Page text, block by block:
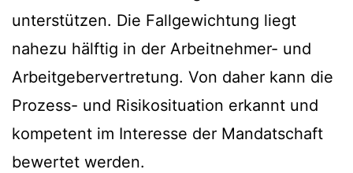
unterstützen. Die Fallgewichtung liegt
nahezu hälftig in der Arbeitnehmer- und
Arbeitgebervertretung. Von daher kann die
Prozess- und Risikosituation erkannt und
kompetent im Interesse der Mandatschaft
bewertet werden.